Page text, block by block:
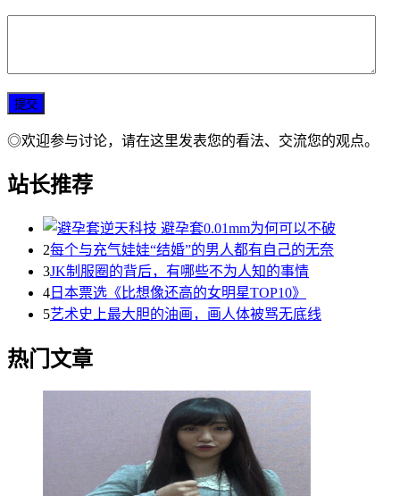
◎欢迎参与讨论，请在这里发表您的看法、交流您的观点。
站长推荐
2每个与充气娃娃“结婚”的男人都有自己的无奈
3JK制服圈的背后，有哪些不为人知的事情
4 日本票选《比想像还高的女明星TOP10》
5艺术史上最大胆的油画，画人体被骂无底线
热门文章